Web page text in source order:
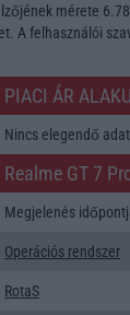
mérete
A felhasználói
PIACI ÁR
Nincs elegendő adat
Realme GT 7
Megjelenés
Operációs rendszer
RotaS